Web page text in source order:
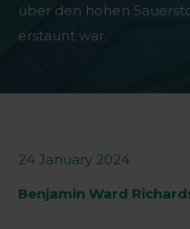
über den hohen
erstaunt war.
24 January 2024
Benjamin Ward